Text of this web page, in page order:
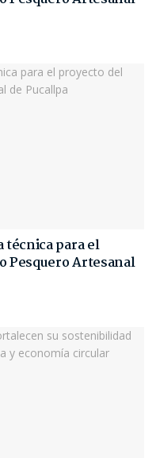
técnica para el
Pesquero Artesanal